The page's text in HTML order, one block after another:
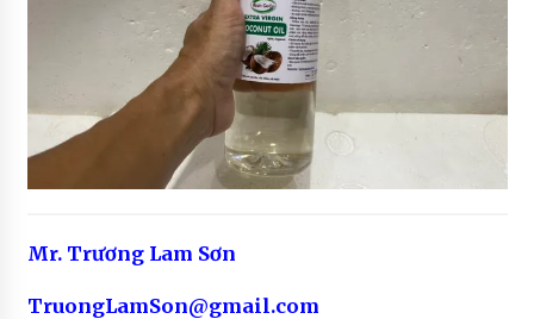
Mr. Trương Lam Sơn
TruongLamSon@gmail.com